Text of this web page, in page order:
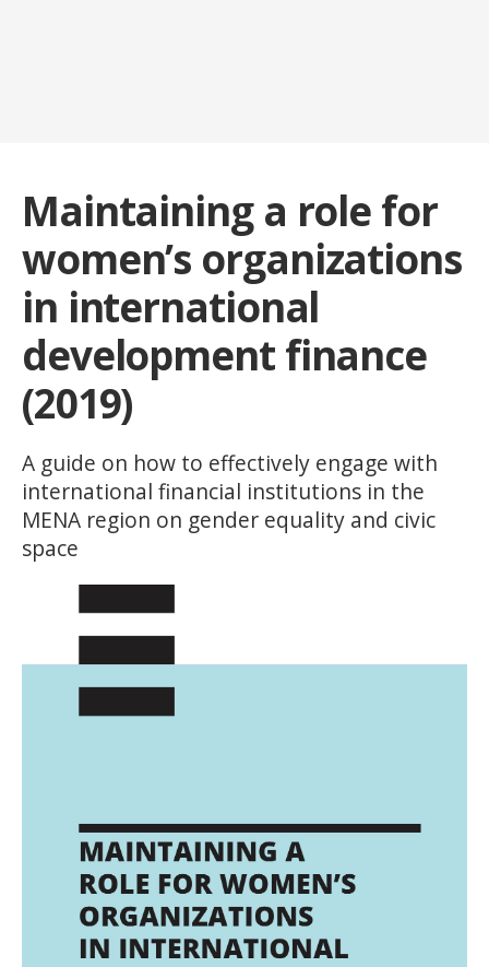
Maintaining a role for
women’s organizations
in international
development finance
(2019)
A guide on how to effectively engage with
international financial institutions in the
MENA region on gender equality and civic
space